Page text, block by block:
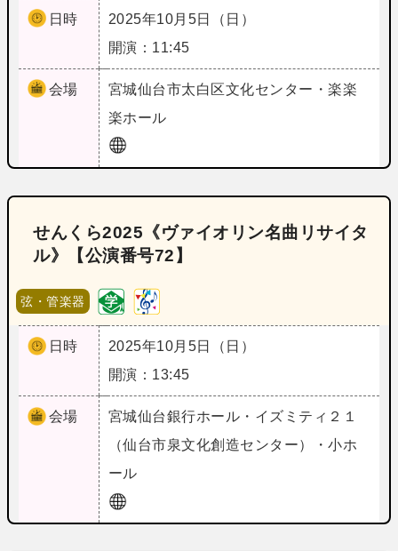
日時
2025年10月5日（日）
開演：11:45
会場 宮城仙台市太白区文化センター・楽楽
楽ホール
せんくら2025《ヴァイオリン名曲リサイタ
ル》【公演番号72】
弦・管楽器
日時
2025年10月5日（日）
開演：13:45
会場 宮城仙台銀行ホール・イズミティ２１
（仙台市泉文化創造センター）・小ホ
ール